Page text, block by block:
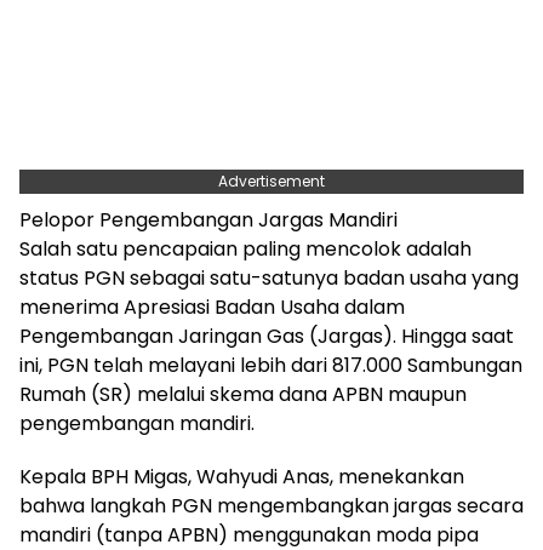
Advertisement
Pelopor Pengembangan Jargas Mandiri
Salah satu pencapaian paling mencolok adalah
status PGN sebagai satu-satunya badan usaha yang
menerima Apresiasi Badan Usaha dalam
Pengembangan Jaringan Gas (Jargas). Hingga saat
ini, PGN telah melayani lebih dari 817.000 Sambungan
Rumah (SR) melalui skema dana APBN maupun
pengembangan mandiri.
Kepala BPH Migas, Wahyudi Anas, menekankan
bahwa langkah PGN mengembangkan jargas secara
mandiri (tanpa APBN) menggunakan moda pipa